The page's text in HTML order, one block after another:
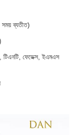
সময় ব্যতীত)
টিএনটি, ফেডেক্স, ইএমএস